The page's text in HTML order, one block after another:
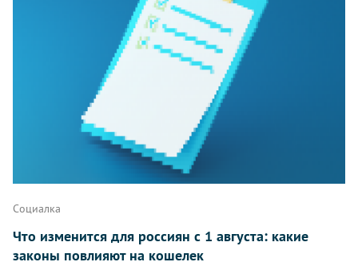
Написать
Социалка
Что изменится для россиян с 1 августа: какие
законы повлияют на кошелек